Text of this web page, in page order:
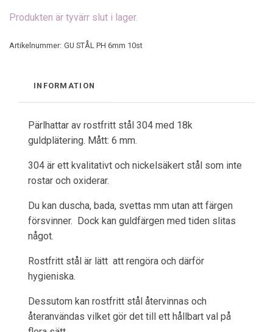
Produkten är tyvärr slut i lager.
Artikelnummer: GU STÅL PH 6mm 10st
INFORMATION
Pärlhattar av rostfritt stål 304 med 18k
guldplätering. Mått: 6 mm.
304 är ett kvalitativt och nickelsäkert stål som inte
rostar och oxiderar.
Du kan duscha, bada, svettas mm utan att färgen
försvinner. Dock kan guldfärgen med tiden slitas
något.
Rostfritt stål är lätt att rengöra och därför
hygieniska.
Dessutom kan rostfritt stål återvinnas och
återanvändas vilket gör det till ett hållbart val på